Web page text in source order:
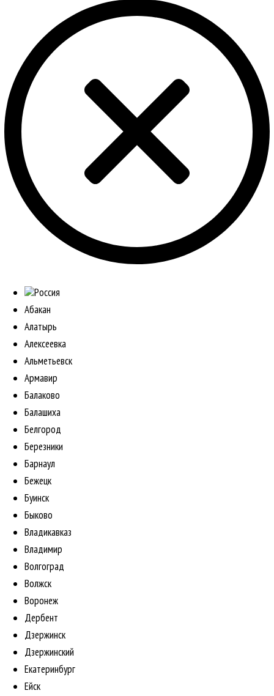
Россия
Абакан
Алатырь
Алексеевка
Альметьевск
Армавир
Балаково
Балашиха
Белгород
Березники
Барнаул
Бежецк
Буинск
Быково
Владикавказ
Владимир
Волгоград
Волжск
Воронеж
Дербент
Дзержинск
Дзержинский
Екатеринбург
Ейск